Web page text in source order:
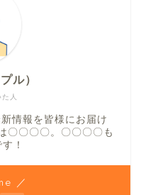
人
ル）
情報を皆様にお届け
〇〇〇〇。〇〇〇〇も
！
／